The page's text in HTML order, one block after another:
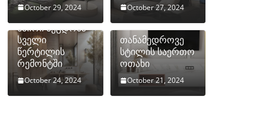
October 29, 2024 October 27, 2024
ხშირი შეცდომა
სველი
წერტილის
რემონტში
October 24, 2024
თანამედროვე
სტილის საერთო
ოთახი
October 21, 2024